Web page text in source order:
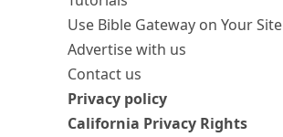
Use Bible Gateway on Your Site
Advertise with us
Contact us
Privacy policy
California Privacy Rights